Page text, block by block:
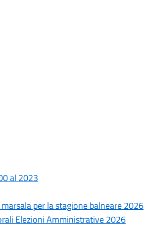
al 2023
per la stagione balneare 2026
Elezioni Amministrative 2026